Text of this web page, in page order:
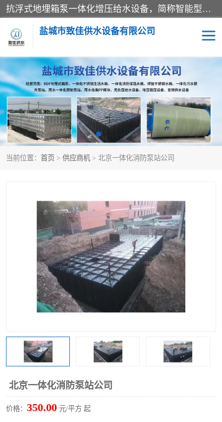
抗浮式地埋箱泵一体化增压给水设备，简称智能型泵站。它由由水泵机组、消防水箱、泵房三大部分组成，其抗浮效果好，因为设计时通过将底板与箱体联在一起，箱体重量抵消了地下水浮力。系统维护好，内部拉筋、泵站、管道，喷淋等各部运行正堂，无一损坏；结构更牢固。
盐城市致佳供水设备有限公司
当前位置： 首页 > 供应商机 > 北京一体化消防泵站公司
北京一体化消防泵站公司
价格： 350.00 元/平方 起
消防一体化水箱 地埋箱泵一体化
一体化污水泵站